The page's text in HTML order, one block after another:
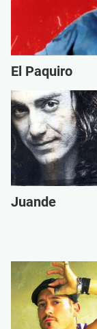
El Paquiro
Juande